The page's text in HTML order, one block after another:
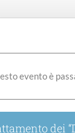
evento è
dei